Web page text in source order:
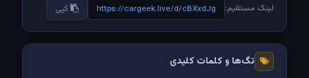
لینک مستقیم: https://cargeek.live/d/cBXxdJg کپی
تگ‌ها و کلمات کلیدی